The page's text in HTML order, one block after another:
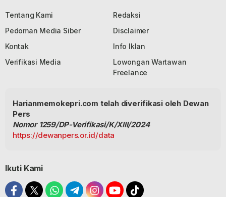
Tentang Kami
Redaksi
Pedoman Media Siber
Disclaimer
Kontak
Info Iklan
Verifikasi Media
Lowongan Wartawan
Freelance
Harianmemokepri.com telah diverifikasi oleh Dewan
Pers
Nomor 1259/DP-Verifikasi/K/XIII/2024
https://dewanpers.or.id/data
Ikuti Kami